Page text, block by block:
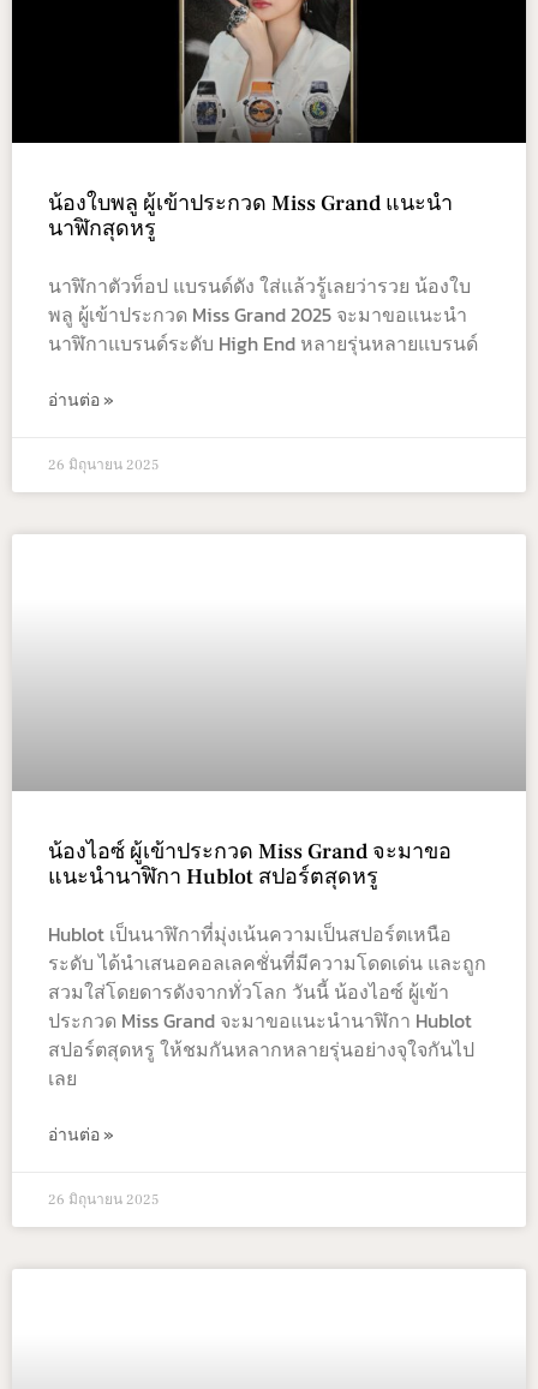
น้องใบพลู ผู้เข้าประกวด Miss Grand แนะนำ
นาฬิกสุดหรู
นาฬิกาตัวท็อป แบรนด์ดัง ใส่แล้วรู้เลยว่ารวย น้องใบ
พลู ผู้เข้าประกวด Miss Grand 2025 จะมาขอแนะนำ
นาฬิกาแบรนด์ระดับ High End หลายรุ่นหลายแบรนด์
อ่านต่อ »
26 มิถุนายน 2025
น้องไอซ์ ผู้เข้าประกวด Miss Grand จะมาขอ
แนะนำนาฬิกา Hublot สปอร์ตสุดหรู
Hublot เป็นนาฬิกาที่มุ่งเน้นความเป็นสปอร์ตเหนือ
ระดับ ได้นำเสนอคอลเลคชั่นที่มีความโดดเด่น และถูก
สวมใส่โดยดารดังจากทั่วโลก วันนี้ น้องไอซ์ ผู้เข้า
ประกวด Miss Grand จะมาขอแนะนำนาฬิกา Hublot
สปอร์ตสุดหรู ให้ชมกันหลากหลายรุ่นอย่างจุใจกันไป
เลย
อ่านต่อ »
26 มิถุนายน 2025